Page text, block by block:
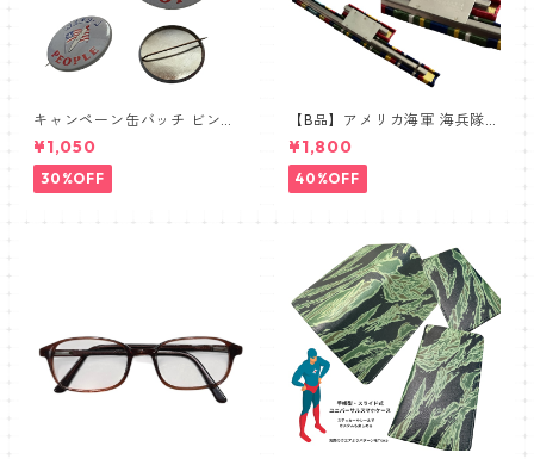
キャンペーン缶バッチ ビンテ
ージ vintage USA FLAG
¥1,050
30%OFF
【B品】アメリカ海軍 海兵隊
① リボンバー 略綬SALE
¥1,800
40%OFF